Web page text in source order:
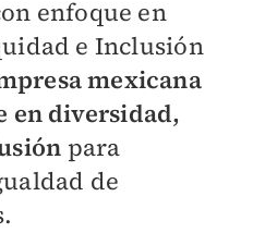
enfoque en
e Inclusión
mexicana
en diversidad,
para
de